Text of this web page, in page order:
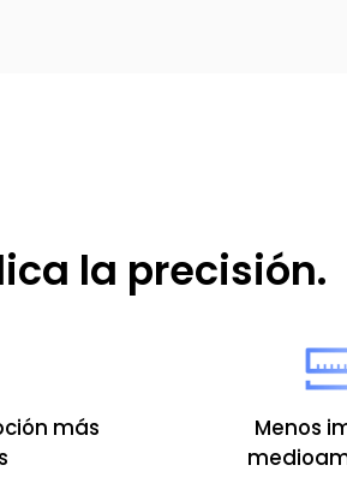
la precisión.
más
Menos